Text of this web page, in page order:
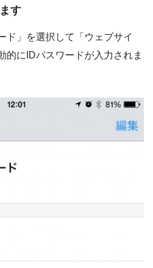
す
ド」を選択して「ウェブサイ
的にIDパスワードが入力されま